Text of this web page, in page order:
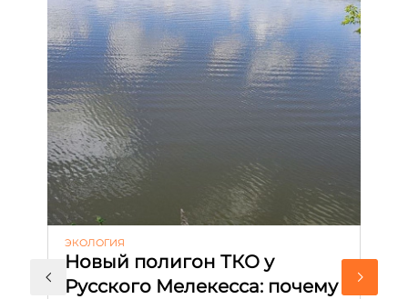
ЭКОЛОГИЯ
Новый полигон ТКО у
Русского Мелекесса: почему